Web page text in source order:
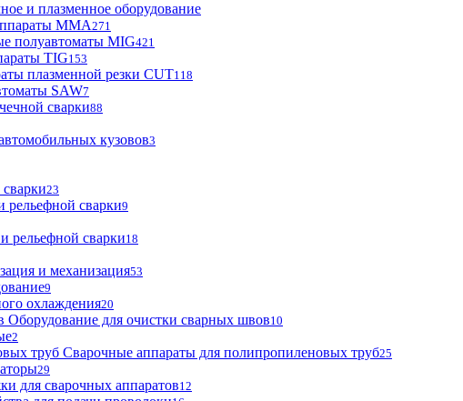
и плазменное оборудование
MMA271
полуавтоматы MIG421
TIG153
плазменной резки CUT118
SAW7
сварки88
кузовов3
23
сварки9
рельефной сварки18
и механизация53
9
охлаждения20
Оборудование для очистки сварных швов10
2
Сварочные аппараты для полипропиленовых труб25
29
для сварочных аппаратов12